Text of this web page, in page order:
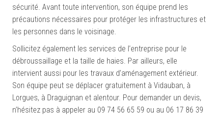
sécurité. Avant toute intervention, son équipe prend les
précautions nécessaires pour protéger les infrastructures et
les personnes dans le voisinage.
Sollicitez également les services de l’entreprise pour le
débroussaillage et la taille de haies. Par ailleurs, elle
intervient aussi pour les travaux d’aménagement extérieur.
Son équipe peut se déplacer gratuitement à Vidauban, à
Lorgues, à Draguignan et alentour. Pour demander un devis,
n’hésitez pas à appeler au 09 74 56 65 59 ou au 06 17 86 39